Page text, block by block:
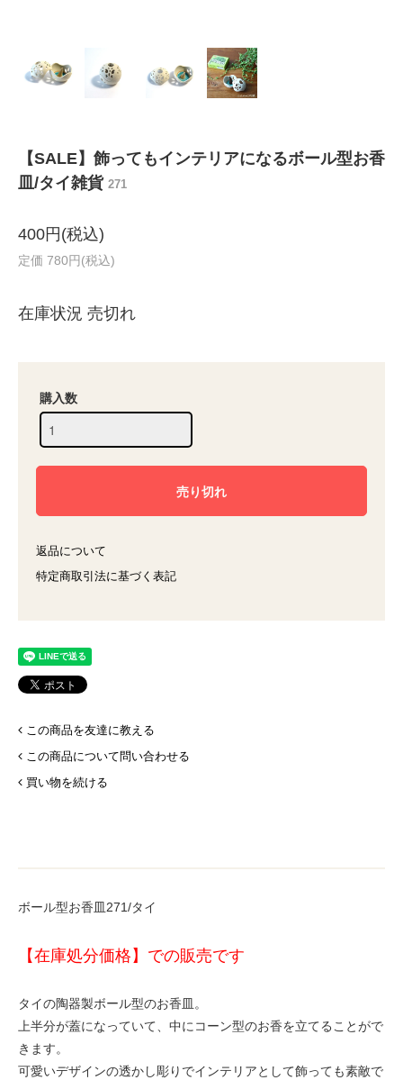
【SALE】飾ってもインテリアになるボール型お香
皿/タイ雑貨 271
400円(税込)
定価 780円(税込)
在庫状況 売切れ
購入数
返品について
特定商取引法に基づく表記
この商品を友達に教える
この商品について問い合わせる
買い物を続ける
ボール型お香皿271/タイ
【在庫処分価格】での販売です
タイの陶器製ボール型のお香皿。
上半分が蓋になっていて、中にコーン型のお香を立てることがで
きます。
可愛いデザインの透かし彫りでインテリアとして飾っても素敵で